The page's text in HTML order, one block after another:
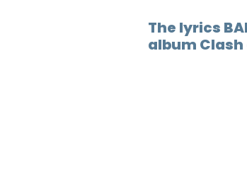
The lyrics
album Clash